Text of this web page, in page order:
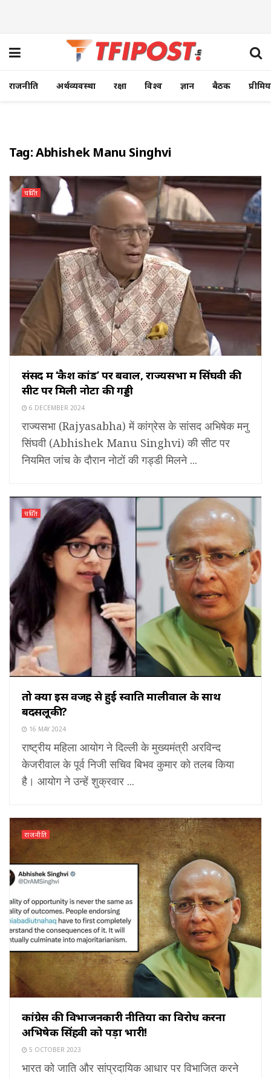
राजनीति अर्थव्यवस्था रक्षा विश्व ज्ञान बैठक
Tag:Abhishek Manu Singhvi
चर्चित
संसद में ‘कैश कांड’ पर बवाल, राज्यसभा में सिंघवी की
सीट पर मिली नोटों की गड्डी
6 DECEMBER 2024
राज्यसभा (Rajyasabha) में कांग्रेस के सांसद अभिषेक मनु
सिंघवी (Abhishek Manu Singhvi) की सीट पर
नियमित जांच के दौरान नोटों की गड्डी मिलने ...
चर्चित
तो क्या इस वजह से हुई स्वाति मालीवाल के साथ
बदसलूकी?
16 MAY 2024
राष्ट्रीय महिला आयोग ने दिल्ली के मुख्यमंत्री अरविन्द
केजरीवाल के पूर्व निजी सचिव बिभव कुमार को तलब किया
है। आयोग ने उन्हें शुक्रवार ...
राजनीति
कांग्रेस की विभाजनकारी नीतियों का विरोध करना
अभिषेक सिंहवी को पड़ा भारी!
5 OCTOBER 2023
भारत को जाति और सांप्रदायिक आधार पर विभाजित करने